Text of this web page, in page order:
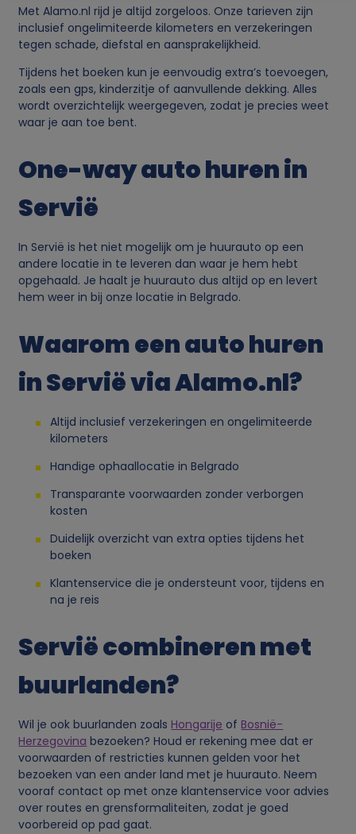
Met Alamo.nl rijd je altijd zorgeloos. Onze tarieven zijn
inclusief ongelimiteerde kilometers en verzekeringen
tegen schade, diefstal en aansprakelijkheid.
Tijdens het boeken kun je eenvoudig extra’s toevoegen,
zoals een gps, kinderzitje of aanvullende dekking. Alles
wordt overzichtelijk weergegeven, zodat je precies weet
waar je aan toe bent.
One-way auto huren in
Servië
In Servië is het niet mogelijk om je huurauto op een
andere locatie in te leveren dan waar je hem hebt
opgehaald. Je haalt je huurauto dus altijd op en levert
hem weer in bij onze locatie in Belgrado.
Waarom een auto huren
in Servië via Alamo.nl?
Altijd inclusief verzekeringen en ongelimiteerde
kilometers
Handige ophaallocatie in Belgrado
Transparante voorwaarden zonder verborgen
kosten
Duidelijk overzicht van extra opties tijdens het
boeken
Klantenservice die je ondersteunt voor, tijdens en
na je reis
Servië combineren met
buurlanden?
Wil je ook buurlanden zoals Hongarije of Bosnië-
Herzegovina bezoeken? Houd er rekening mee dat er
voorwaarden of restricties kunnen gelden voor het
bezoeken van een ander land met je huurauto. Neem
vooraf contact op met onze klantenservice voor advies
over routes en grensformaliteiten, zodat je goed
voorbereid op pad gaat.
r
u
i
k
v
n
p
e
r
k
e
g
e